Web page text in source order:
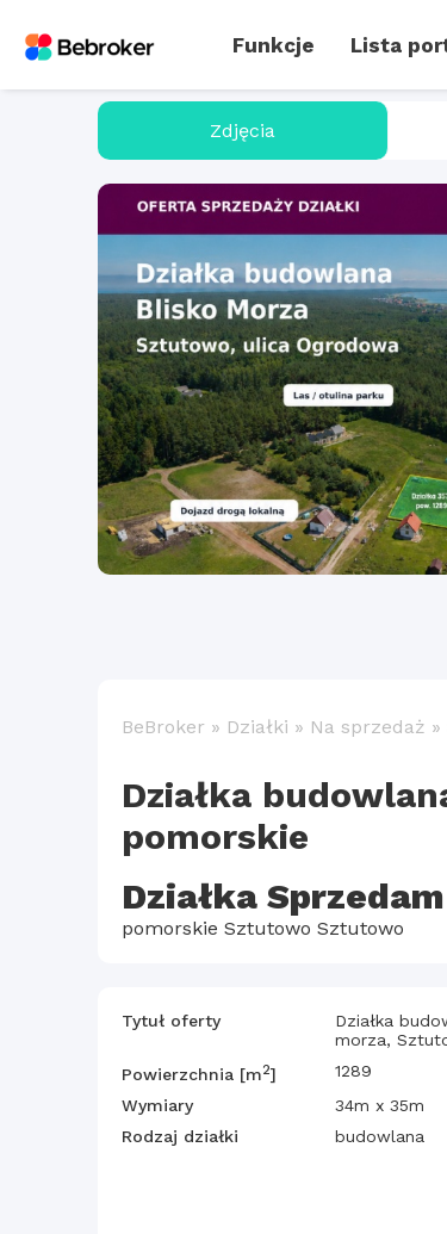
Funkcje Lista
Zdjęcia
BeBroker » Działki » Na sprzedaż »
Działka
pomorskie
Działka Sprzedam
pomorskie Sztutowo Sztutowo
Tytuł oferty
Działka
morza,
Powierzchnia [m2]
1289
Wymiary
34m x 35m
Rodzaj działki
budowlana